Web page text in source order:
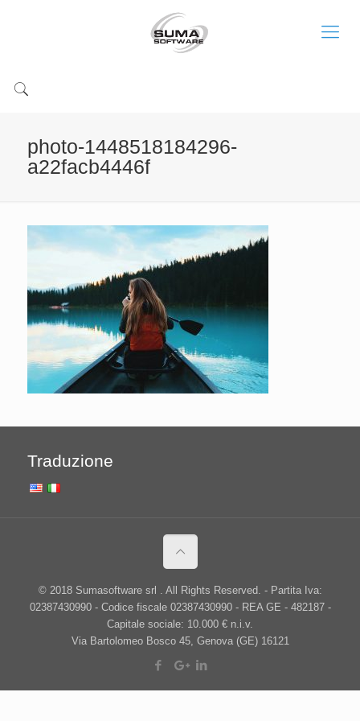
photo-1448518184296-
a22facb4446f
Traduzione
© 2018 Sumasoftware srl . All Rights Reserved. - Partita Iva:
02387430990 - Codice fiscale 02387430990 - REA GE - 482187 -
Capitale sociale: 10.000 € n.i.v.
Via Bartolomeo Bosco 45, Genova (GE) 16121